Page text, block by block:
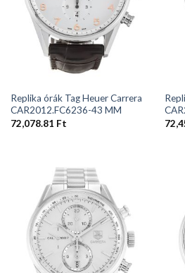
Replika órák Tag Heuer Carrera
CAR2012.FC6236-43 MM
72,078.81 Ft